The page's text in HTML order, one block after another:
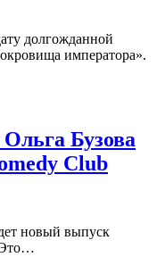
долгожданной
императора».
Бузова
Club
новый выпуск
Это…